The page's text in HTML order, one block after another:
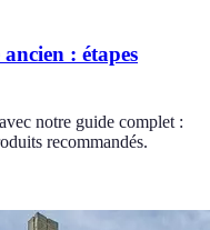
: étapes
notre guide complet :
recommandés.